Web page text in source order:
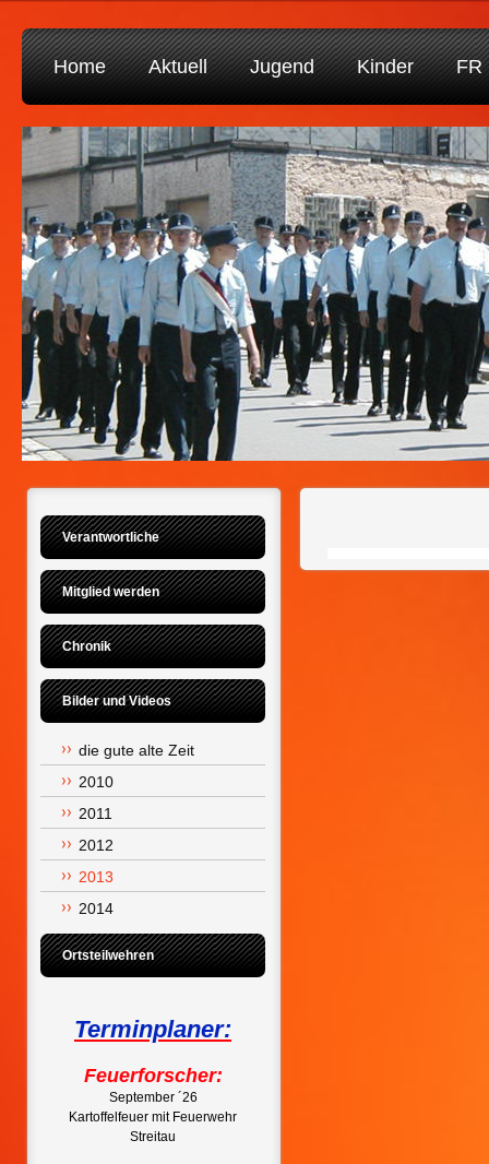
Home Aktuell Jugend Kinder FR
Verantwortliche
Mitglied werden
Chronik
Bilder und Videos
die gute alte Zeit
2010
2011
2012
2013
2014
Ortsteilwehren
Terminplaner:
Feuerforscher:
September ´26
Kartoffelfeuer mit Feuerwehr
Streitau